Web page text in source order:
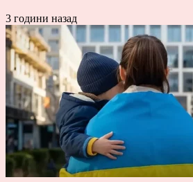
3 години назад